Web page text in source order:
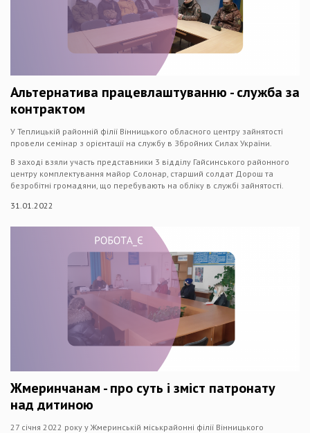
Альтернатива працевлаштуванню - служба за
контрактом
У Теплицькій районній філії Вінницького обласного центру зайнятості
провели семінар з орієнтації на службу в Збройних Силах України.
В заході взяли участь представники 3 відділу Гайсинського районного
центру комплектування майор Солонар, старший солдат Дорош та
безробітні громадяни, що перебувають на обліку в службі зайнятості.
31.01.2022
Жмеринчанам - про суть і зміст патронату
над дитиною
27 січня 2022 року у Жмеринській міськрайонні філії Вінницького